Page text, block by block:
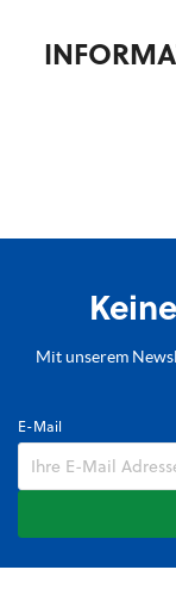
Mit unserem
E-Mail